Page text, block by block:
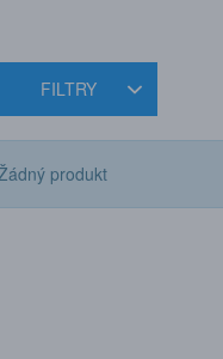
FILTRY
produkt